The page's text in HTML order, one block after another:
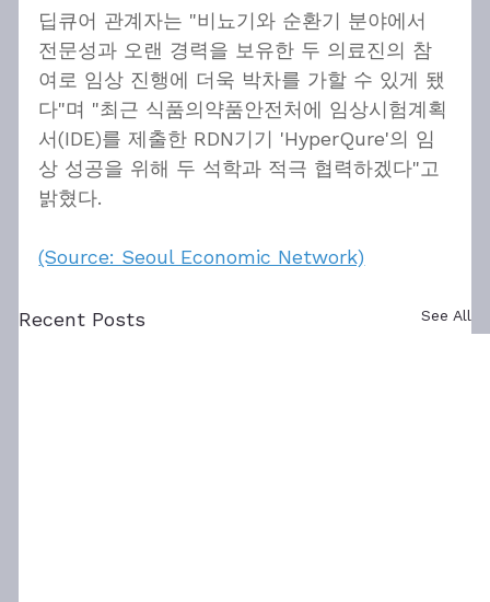
딥큐어 관계자는 "비뇨기와 순환기 분야에서
전문성과 오랜 경력을 보유한 두 의료진의 참
여로 임상 진행에 더욱 박차를 가할 수 있게 됐
다"며 "최근 식품의약품안전처에 임상시험계획
서(IDE)를 제출한 RDN기기 'HyperQure'의 임
상 성공을 위해 두 석학과 적극 협력하겠다"고
밝혔다.
(Source: Seoul Economic Network)
Recent Posts See All